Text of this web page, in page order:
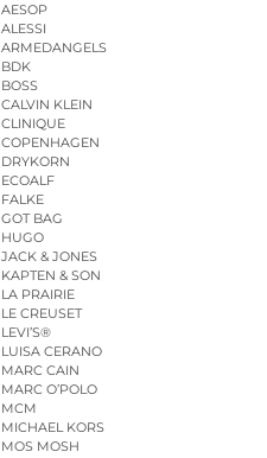
AESOP
ALESSI
ARMEDANGELS
BDK
BOSS
CALVIN KLEIN
CLINIQUE
COPENHAGEN
DRYKORN
ECOALF
FALKE
GOT BAG
HUGO
JACK & JONES
KAPTEN & SON
LA PRAIRIE
LE CREUSET
LEVI’S®
LUISA CERANO
MARC CAIN
MARC O’POLO
MCM
MICHAEL KORS
MOS MOSH